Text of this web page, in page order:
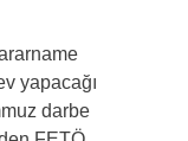
yapacağı
darbe